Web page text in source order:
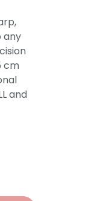
any
cm
and